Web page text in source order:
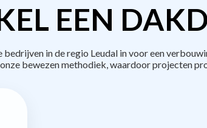
EEN
in de regio Leudal in voor een
bewezen methodiek, waardoor projecten